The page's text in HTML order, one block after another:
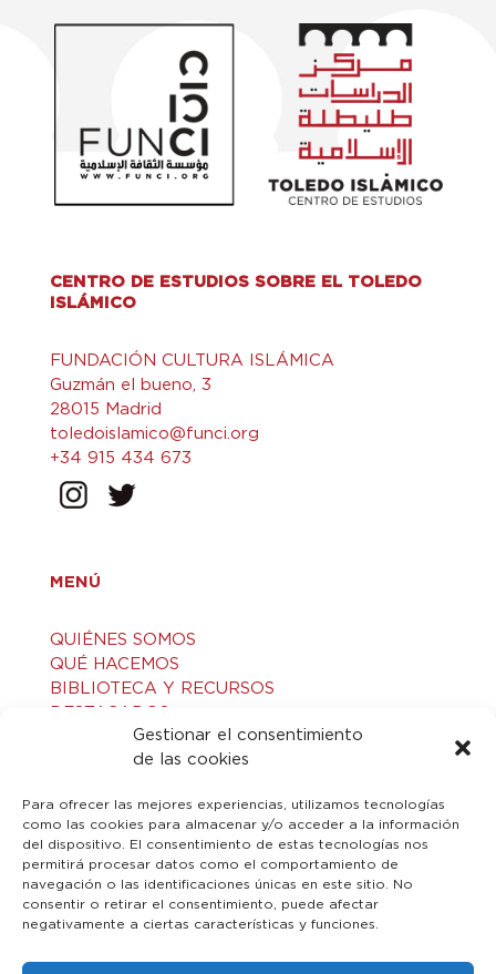
Gestionar el consentimiento
de las cookies
Para ofrecer las mejores experiencias, utilizamos tecnologías
como las cookies para almacenar y/o acceder a la información
del dispositivo. El consentimiento de estas tecnologías nos
permitirá procesar datos como el comportamiento de
navegación o las identificaciones únicas en este sitio. No
consentir o retirar el consentimiento, puede afectar
negativamente a ciertas características y funciones.
CENTRO DE ESTUDIOS SOBRE EL TOLEDO
ISLÁMICO
FUNDACIÓN CULTURA ISLÁMICA
Guzmán el bueno, 3
28015 Madrid
toledoislamico@funci.org
+34 915 434 673
MENÚ
QUIÉNES SOMOS
QUÉ HACEMOS
BIBLIOTECA Y RECURSOS
ACTIVIDADES
VISITAS GUIADAS
LEGAL
AVISO LEGAL
POLÍTICA DE COOKIES